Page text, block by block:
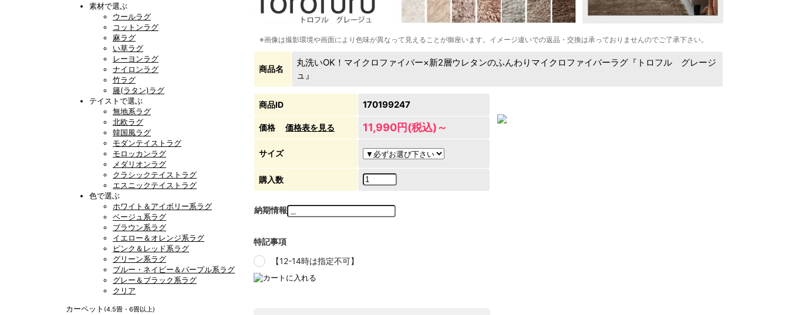
素材で選ぶ
ウールラグ
コットンラグ
麻ラグ
い草ラグ
レーヨンラグ
ナイロンラグ
竹ラグ
籐(ラタン)ラグ
テイストで選ぶ
無地系ラグ
北欧ラグ
韓国風ラグ
モダンテイストラグ
モロッカンラグ
メダリオンラグ
クラシックテイストラグ
エスニックテイストラグ
色で選ぶ
ホワイト＆アイボリー系ラグ
ベージュ系ラグ
ブラウン系ラグ
イエロー＆オレンジ系ラグ
ピンク＆レッド系ラグ
グリーン系ラグ
ブルー・ネイビー＆パープル系ラグ
グレー＆ブラック系ラグ
クリア
カーペット (4.5畳・6畳以上)
※画像は撮影環境や画面により色味が異なって見えることが御座います。イメージ違いでの返品・交換は承っておりませんのでご了承下さい。
商品名
丸洗いOK！マイクロファイバー×新2層ウレタンのふんわりマイクロファイバーラグ『トロフル グレージ
ュ』
商品ID 170199247
価格 価格表を見る 11,990円(税込)～
サイズ
購入数
納期情報
特記事項
【12-14時は指定不可】